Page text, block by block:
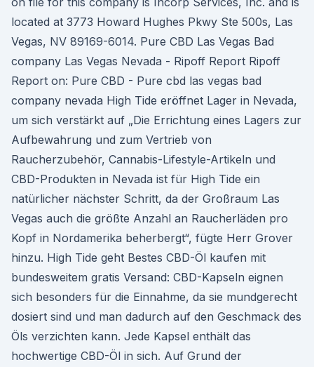
located at 3773 Howard Hughes Pkwy Ste 500s, Las
Vegas, NV 89169-6014. Pure CBD Las Vegas Bad
company Las Vegas Nevada - Ripoff Report Ripoff
Report on: Pure CBD - Pure cbd las vegas bad
company nevada High Tide eröffnet Lager in Nevada,
um sich verstärkt auf „Die Errichtung eines Lagers zur
Aufbewahrung und zum Vertrieb von
Raucherzubehör, Cannabis-Lifestyle-Artikeln und
CBD-Produkten in Nevada ist für High Tide ein
natürlicher nächster Schritt, da der Großraum Las
Vegas auch die größte Anzahl an Raucherläden pro
Kopf in Nordamerika beherbergt“, fügte Herr Grover
hinzu. High Tide geht Bestes CBD-Öl kaufen mit
bundesweitem gratis Versand: CBD-Kapseln eignen
sich besonders für die Einnahme, da sie mundgerecht
dosiert sind und man dadurch auf den Geschmack des
Öls verzichten kann. Jede Kapsel enthält das
hochwertige CBD-Öl in sich. Auf Grund der